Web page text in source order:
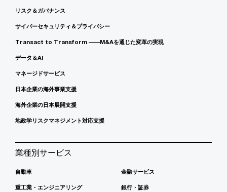
リスク＆ガバナンス
サイバーセキュリティ＆プライバシー
Transact to Transform ――M&Aを通じた変革の実現
データ＆AI
マネージドサービス
日本企業の海外事業支援
海外企業の日本展開支援
地政学リスクマネジメント対応支援
業種別サービス
自動車
重工業・エンジニアリング
金融サービス
銀行・証券